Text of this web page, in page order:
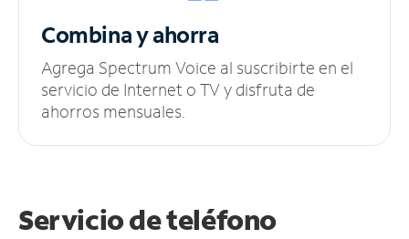
Combina y ahorra
Agrega Spectrum Voice al suscribirte en el
servicio de Internet o TV y disfruta de
ahorros mensuales.
Servicio de teléfono